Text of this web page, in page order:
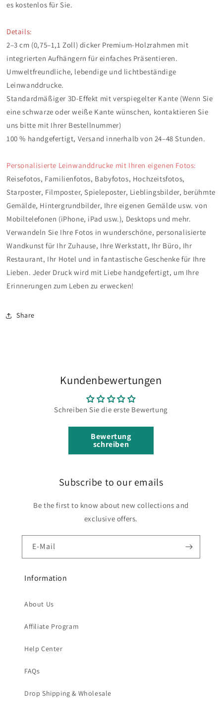
es kostenlos für Sie.
Details:
2–3 cm (0,75–1,1 Zoll) dicker Premium-Holzrahmen mit
integrierten Aufhängern für einfaches Präsentieren.
Umweltfreundliche, lebendige und lichtbeständige
Leinwanddrucke.
Standardmäßiger 3D-Effekt mit verspiegelter Kante (Wenn Sie
eine schwarze oder weiße Kante wünschen, kontaktieren Sie
uns bitte mit Ihrer Bestellnummer)
100 % handgefertigt, Versand innerhalb von 24–48 Stunden.
Personalisierte Leinwanddrucke mit Ihren eigenen Fotos:
Reisefotos, Familienfotos, Babyfotos, Hochzeitsfotos,
Starposter, Filmposter, Spieleposter, Lieblingsbilder, berühmte
Gemälde, Hintergrundbilder, Ihre eigenen Gemälde usw. von
Mobiltelefonen (iPhone, iPad usw.), Desktops und mehr.
Verwandeln Sie Ihre Fotos in wunderschöne, personalisierte
Wandkunst für Ihr Zuhause, Ihre Werkstatt, Ihr Büro, Ihr
Restaurant, Ihr Hotel und in fantastische Geschenke für Ihre
Lieben. Jeder Druck wird mit Liebe handgefertigt, um Ihre
Erinnerungen zum Leben zu erwecken!
Share
Kundenbewertungen
Schreiben Sie die erste Bewertung
Bewertung
schreiben
Subscribe to our emails
Be the first to know about new collections and
exclusive offers.
E-Mail
Information
About Us
Affiliate Program
Help Center
FAQs
Drop Shipping & Wholesale